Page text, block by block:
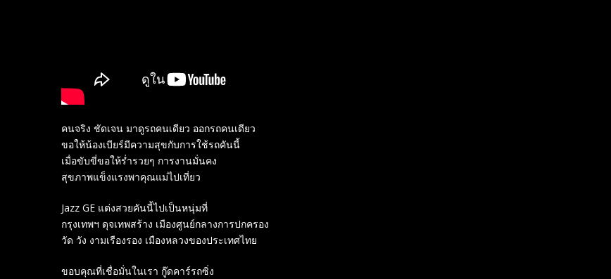
คนจริง ชัดเจน มาดูรถคนเดียว ออกรถคนเดียว
ขอให้น้องเบียร์มีความสุขกับการใช้รถคันนี้
เมื่อขับขี่ขอให้ร่ำรวยๆ การงานมั่นคง
สุขภาพแข็งแรงพาคุณแม่ไปเที่ยว
Jazz GE แต่งสวยคันนี้ไปเป็นหนุ่มที่
กรุง​เทพฯ ดุจ​เทพสร้าง เมืองศูนย์กลาง​การปกครอง
วัด วัง งาม​เรืองรอง เมืองหลวงของประ​เทศ​ไทย
ขอบคุณที่เชื่อมั่นในเรา กู๊ดคาร์รถซิ่ง